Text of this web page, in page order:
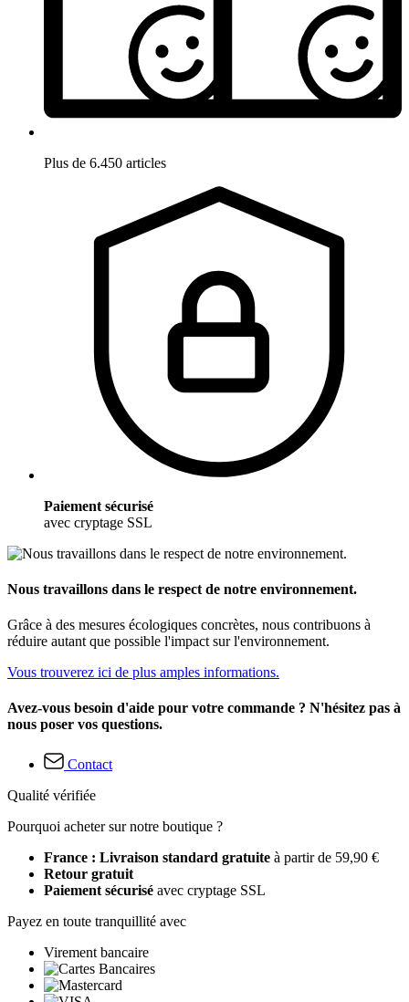
Plus de 6.450 articles
Paiement sécurisé
avec cryptage SSL
Nous travaillons dans le respect de notre environnement.
Grâce à des mesures écologiques concrètes, nous contribuons à
réduire autant que possible l'impact sur l'environnement.
Vous trouverez ici de plus amples informations.
Avez-vous besoin d'aide pour votre commande ? N'hésitez pas à
nous poser vos questions.
Contact
Qualité vérifiée
Pourquoi acheter sur notre boutique ?
France : Livraison standard gratuite à partir de 59,90 €
Retour gratuit
Paiement sécurisé avec cryptage SSL
Payez en toute tranquillité avec
Virement bancaire